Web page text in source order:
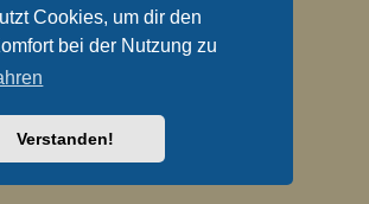
Cookies, um dir den
bei der Nutzung zu
Verstanden!